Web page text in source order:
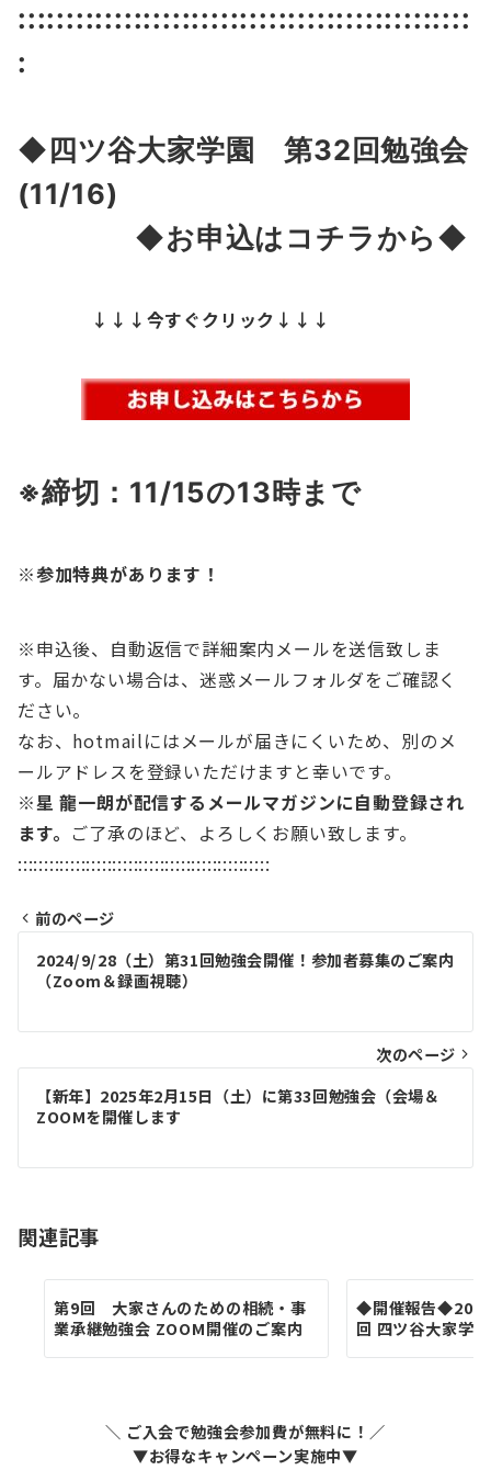
:::::::::::::::::::::::::::::::::::::::::::::::
:
◆四ツ谷大家学園 第32 回勉強会
(11/16)
◆お申込はコチラから◆
↓↓↓今すぐクリック↓↓↓
※締切：11/15の13時まで
※参加特典があります！
※申込後、自動返信で詳細案内メールを送信致しま
す。届かない場合は、迷惑メールフォルダをご確認く
ださい。
なお、hotmailにはメールが届きにくいため、別のメ
ールアドレスを登録いただけますと幸いです。
※星 龍一朗が配信するメールマガジンに自動登録され
ます。 ご了承のほど、よろしくお願い致します。
::::::::::::::::::::::::::::::::::::::::::::::::
投
ナ
ビ
ー
シ
ン
前のページ
2024/9/28（土）第31回勉強会開催！参加者募集のご案内
（Zoom＆録画視聴）
次のページ
【新年】2025年2月15日（土）に第33回勉強会（会場＆
ZOOMを開催します
関連記事
第9回 大家さんのための相続・事
業承継勉強会 ZOOM開催のご案内
◆開催報告
回 四ツ谷大家学
＼ ご入会で勉強会参加費が無料に！／
▼お得なキャンペーン実施中▼